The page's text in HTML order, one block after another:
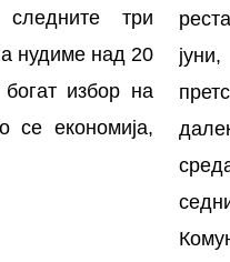
следните три
нудиме над 20
избор на
се економија,